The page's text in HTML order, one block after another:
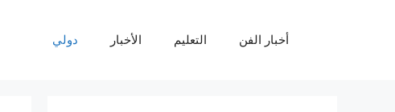
أخبار الفن التعليم الأخبار دولي